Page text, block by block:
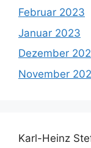
Februar 2023
Januar 2023
Dezember
November
Karl-Heinz